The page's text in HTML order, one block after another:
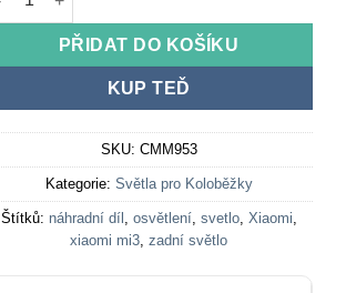
PŘIDAT DO KOŠÍKU
KUP TEĎ
SKU: CMM953
Kategorie: Světla pro Koloběžky
Štítků: náhradní díl , osvětlení, svetlo, Xiaomi,
xiaomi mi3,zadní světlo